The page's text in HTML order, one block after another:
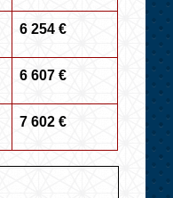
6 254 €
6 607 €
7 602 €